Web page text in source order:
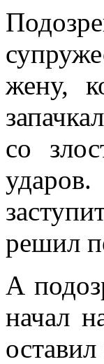
жену,
со
решил
А
начал